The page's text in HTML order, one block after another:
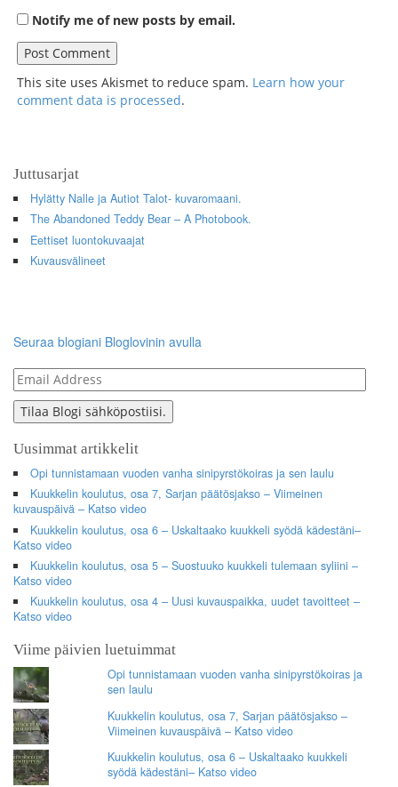
Notify me of new posts by email.
This site uses Akismet to reduce spam. Learn how your
comment data is processed.
Juttusarjat
Hylätty Nalle ja Autiot Talot- kuvaromaani.
The Abandoned Teddy Bear – A Photobook.
Eettiset luontokuvaajat
Kuvausvälineet
Seuraa blogiani Bloglovinin avulla
Email
Address
Tilaa Blogi sähköpostiisi.
Uusimmat artikkelit
Opi tunnistamaan vuoden vanha sinipyrstökoiras ja sen laulu
Kuukkelin koulutus, osa 7, Sarjan päätösjakso – Viimeinen
kuvauspäivä – Katso video
Kuukkelin koulutus, osa 6 – Uskaltaako kuukkeli syödä kädestäni–
Katso video
Kuukkelin koulutus, osa 5 – Suostuuko kuukkeli tulemaan syliini –
Katso video
Kuukkelin koulutus, osa 4 – Uusi kuvauspaikka, uudet tavoitteet –
Katso video
Viime päivien luetuimmat
Opi tunnistamaan vuoden vanha sinipyrstökoiras ja
sen laulu
Kuukkelin koulutus, osa 7, Sarjan päätösjakso –
Viimeinen kuvauspäivä – Katso video
Kuukkelin koulutus, osa 6 – Uskaltaako kuukkeli
syödä kädestäni– Katso video